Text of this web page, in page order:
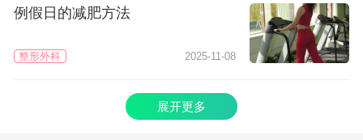
例假日的减肥方法
整形外科 2025-11-08
展开更多